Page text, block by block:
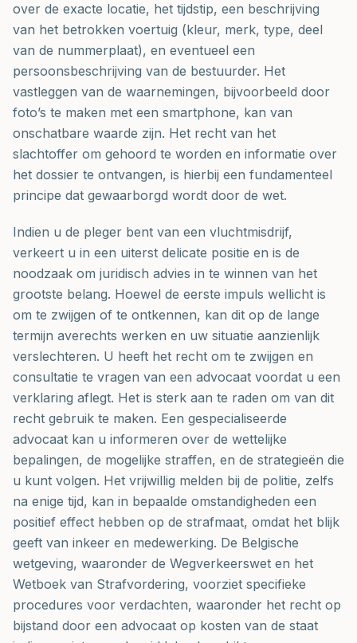
over de exacte locatie, het tijdstip, een beschrijving
van het betrokken voertuig (kleur, merk, type, deel
van de nummerplaat), en eventueel een
persoonsbeschrijving van de bestuurder. Het
vastleggen van de waarnemingen, bijvoorbeeld door
foto’s te maken met een smartphone, kan van
onschatbare waarde zijn. Het recht van het
slachtoffer om gehoord te worden en informatie over
het dossier te ontvangen, is hierbij een fundamenteel
principe dat gewaarborgd wordt door de wet.
Indien u de pleger bent van een vluchtmisdrijf,
verkeert u in een uiterst delicate positie en is de
noodzaak om juridisch advies in te winnen van het
grootste belang. Hoewel de eerste impuls wellicht is
om te zwijgen of te ontkennen, kan dit op de lange
termijn averechts werken en uw situatie aanzienlijk
verslechteren. U heeft het recht om te zwijgen en
consultatie te vragen van een advocaat voordat u een
verklaring aflegt. Het is sterk aan te raden om van dit
recht gebruik te maken. Een gespecialiseerde
advocaat kan u informeren over de wettelijke
bepalingen, de mogelijke straffen, en de strategieën die
u kunt volgen. Het vrijwillig melden bij de politie, zelfs
na enige tijd, kan in bepaalde omstandigheden een
positief effect hebben op de strafmaat, omdat het blijk
geeft van inkeer en medewerking. De Belgische
wetgeving, waaronder de Wegverkeerswet en het
Wetboek van Strafvordering, voorziet specifieke
procedures voor verdachten, waaronder het recht op
bijstand door een advocaat op kosten van de staat